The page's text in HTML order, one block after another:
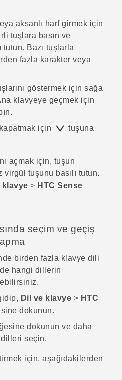
aksanlı harf girmek için
tuşlara basın ve
tutun. Bazı tuşlarla
fazla karakter veya
göstermek için sağa
klavyeye geçmek için
için
tuşuna
açmak için, tuşun
virgül tuşunu basılı tutun.
klavye > HTC Sense
seçim ve geçiş
birden fazla klavye dili
hangi dillerin
Dil ve klavye > HTC
dokunun.
dokunun ve daha
seçin.
için, aşağıdakilerden